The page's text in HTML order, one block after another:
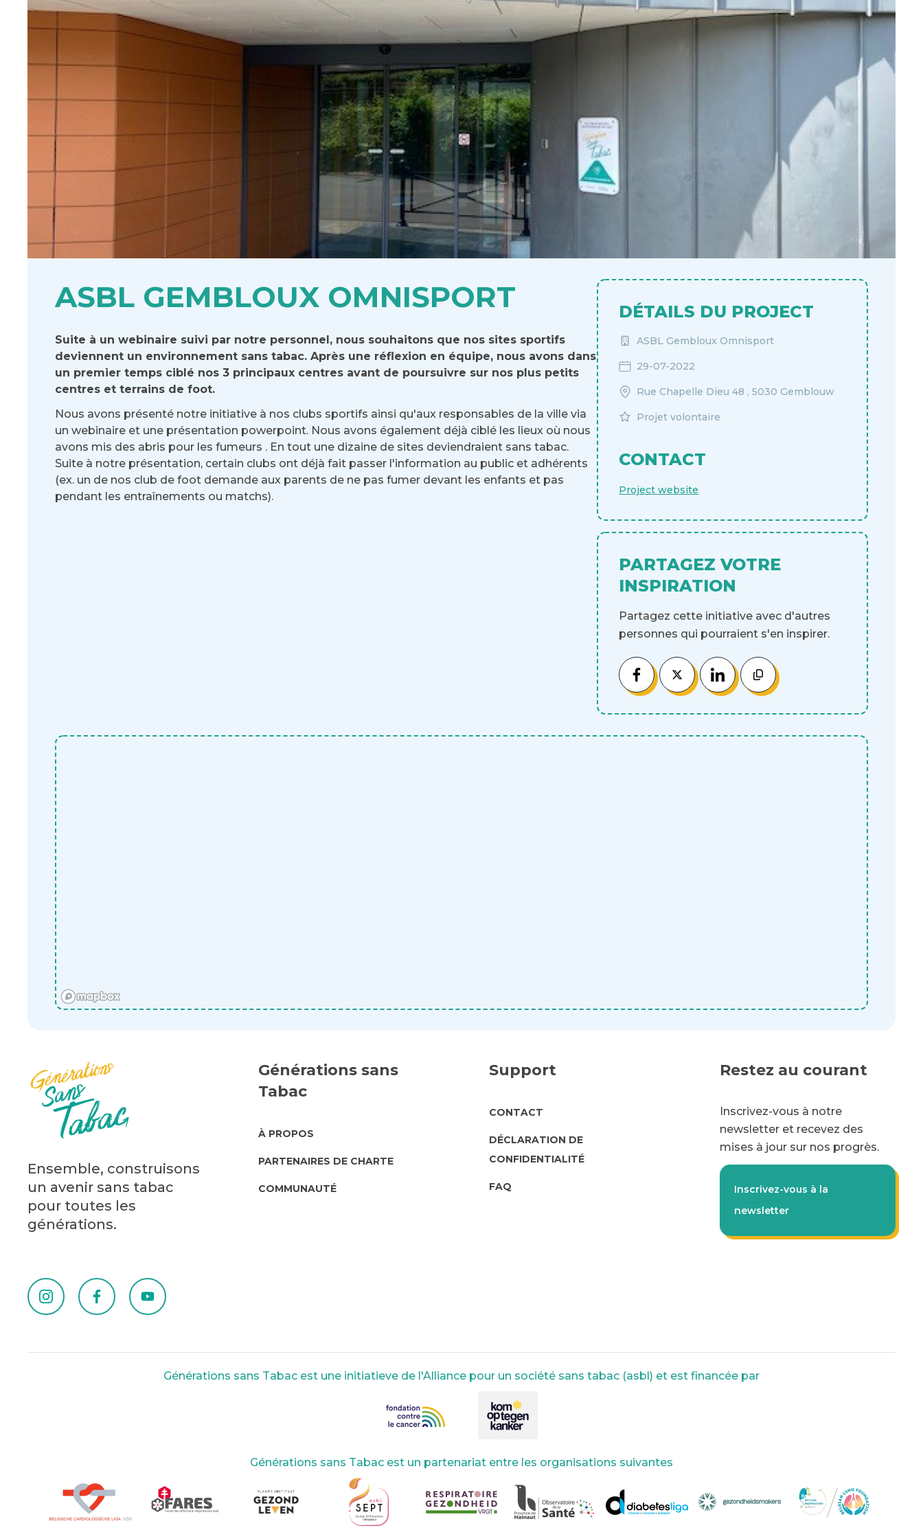
ASBL GEMBLOUX OMNISPORT
Suite à un webinaire suivi par notre personnel, nous souhaitons que nos sites sportifs
deviennent un environnement sans tabac. Après une réflexion en équipe, nous avons dans
un premier temps ciblé nos 3 principaux centres avant de poursuivre sur nos plus petits
centres et terrains de foot.
Nous avons présenté notre initiative à nos clubs sportifs ainsi qu'aux responsables de la ville via
un webinaire et une présentation powerpoint. Nous avons également déjà ciblé les lieux où nous
avons mis des abris pour les fumeurs . En tout une dizaine de sites deviendraient sans tabac.
Suite à notre présentation, certain clubs ont déjà fait passer l'information au public et adhérents
(ex. un de nos club de foot demande aux parents de ne pas fumer devant les enfants et pas
pendant les entraînements ou matchs).
DÉTAILS DU PROJECT
ASBL Gembloux Omnisport
29-07-2022
Rue Chapelle Dieu 48 , 5030 Gemblouw
Projet volontaire
CONTACT
Project website
PARTAGEZ VOTRE
INSPIRATION
Partagez cette initiative avec d'autres
personnes qui pourraient s'en inspirer.
Ensemble, construisons
un avenir sans tabac
pour toutes les
générations.
Générations sans
Tabac
ABOUT
US
À PROPOS
PARTENAIRES DE CHARTE
COMMUNAUTÉ
Support
SUPPORT
CONTACT
DÉCLARATION DE
CONFIDENTIALITÉ
FAQ
Restez au courant
Inscrivez-vous à notre
newsletter et recevez des
mises à jour sur nos progrès.
Inscrivez-vous à la
newsletter
Générations sans Tabac est une initiatieve de l'Alliance pour un société sans tabac (asbl) et est financée par
Générations sans Tabac est un partenariat entre les organisations suivantes